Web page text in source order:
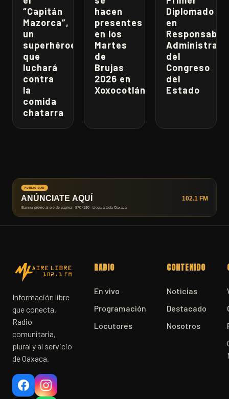
“Capitán
Mazorca”,
un
superhéroe
que
luchará
contra
la
comida
chatarra
hacen
presentes
en los
Martes
de
Brujas
2026 en
Xoxocotlán
Diplomado
en
del
Congreso
del
Estado
Información libre
que conecta.
Radio
comunitaria,
plural y al servicio
de Oaxaca.
RADIO
En vivo
Programación
Locutores
CONTENIDO
Noticias
Destacado
Nosotros